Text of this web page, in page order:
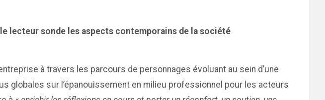
lecteur sonde les aspects contemporains de la société
à travers les parcours de personnages évoluant au sein d’une
globales sur l’épanouissement en milieu professionnel pour les acteurs